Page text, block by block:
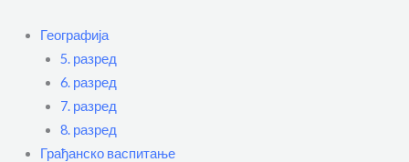
садржај
Географија
5. разред
6. разред
7. разред
8. разред
Грађанско васпитање
Menu